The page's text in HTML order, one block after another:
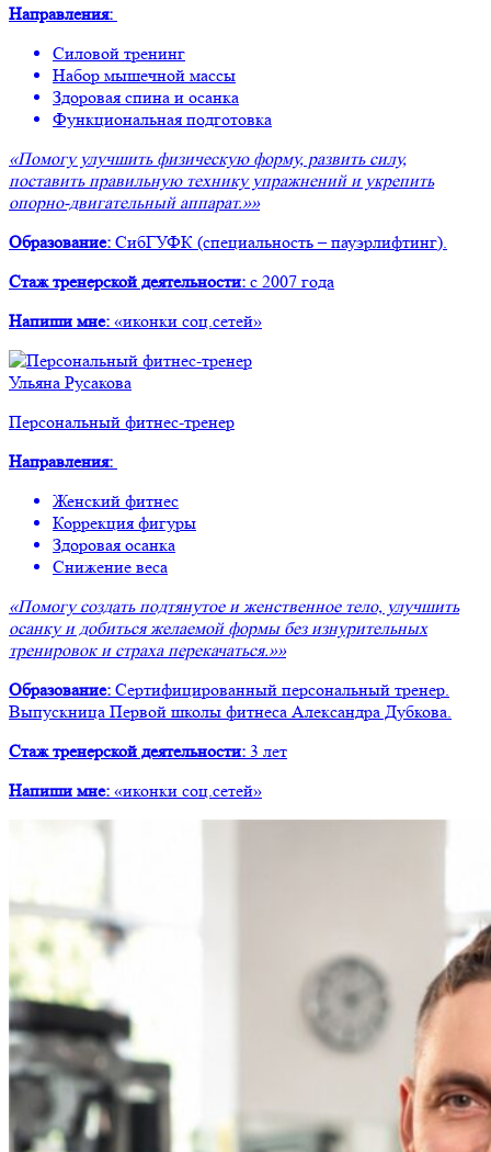
Направления:
Силовой тренинг
Набор мышечной массы
Здоровая спина и осанка
Функциональная подготовка
«Помогу улучшить физическую форму, развить силу,
поставить правильную технику упражнений и укрепить
опорно-двигательный аппарат.»»
Образование: СибГУФК (специальность – пауэрлифтинг).
Стаж тренерской деятельности: с 2007 года
Напиши мне: «иконки соц.сетей»
Ульяна Русакова
Персональный фитнес-тренер
Направления:
Женский фитнес
Коррекция фигуры
Здоровая осанка
Снижение веса
«Помогу создать подтянутое и женственное тело, улучшить
осанку и добиться желаемой формы без изнурительных
тренировок и страха перекачаться.»»
Образование: Сертифицированный персональный тренер.
Выпускница Первой школы фитнеса Александра Дубкова.
Стаж тренерской деятельности: 3 лет
Напиши мне: «иконки соц.сетей»